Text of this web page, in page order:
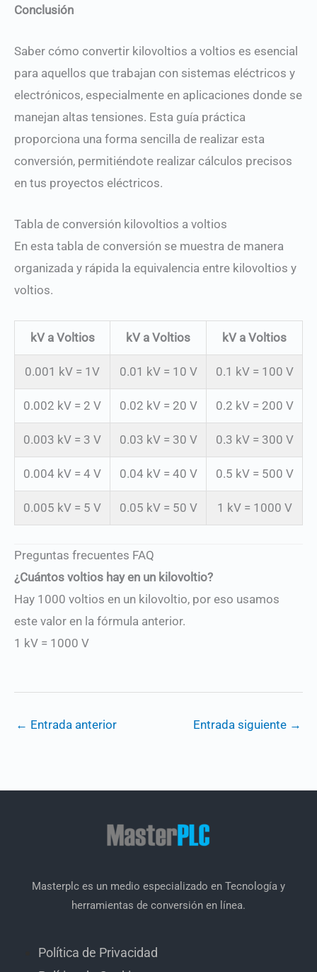
Conclusión
Saber cómo convertir kilovoltios a voltios es esencial
para aquellos que trabajan con sistemas eléctricos y
electrónicos, especialmente en aplicaciones donde se
manejan altas tensiones. Esta guía práctica
proporciona una forma sencilla de realizar esta
conversión, permitiéndote realizar cálculos precisos
en tus proyectos eléctricos.
Tabla de conversión kilovoltios a voltios
En esta tabla de conversión se muestra de manera
organizada y rápida la equivalencia entre kilovoltios y
voltios.
kV a Voltios kV a Voltios kV a Voltios
0.001 kV = 1V 0.01 kV = 10 V 0.1 kV = 100 V
0.002 kV = 2 V 0.02 kV = 20 V 0.2 kV = 200 V
0.003 kV = 3 V 0.03 kV = 30 V 0.3 kV = 300 V
0.004 kV = 4 V 0.04 kV = 40 V 0.5 kV = 500 V
0.005 kV = 5 V 0.05 kV = 50 V 1 kV = 1000 V
Preguntas frecuentes FAQ
¿Cuántos voltios hay en un kilovoltio?
Hay 1000 voltios en un kilovoltio, por eso usamos
este valor en la fórmula anterior.
1 kV = 1000 V
← Entrada anterior Entrada siguiente →
Masterplc es un medio especializado en Tecnología y
herramientas de conversión en línea.
Política de Privacidad